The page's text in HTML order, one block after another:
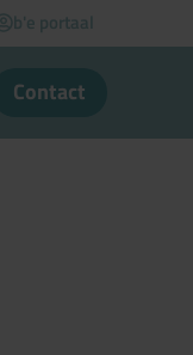
b'e portaal
Contact